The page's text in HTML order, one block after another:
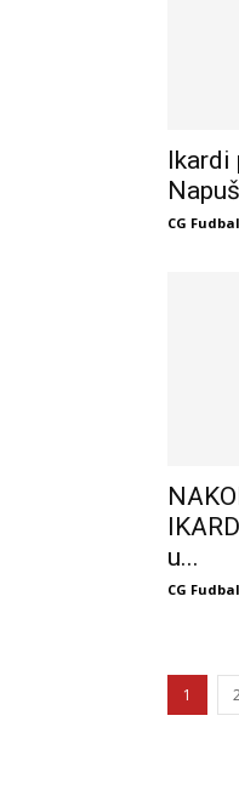
Ikardi
CG Fudbal
u...
CG Fudbal
1